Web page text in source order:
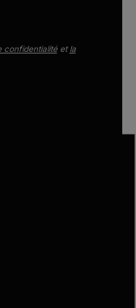
confidentialitéet la